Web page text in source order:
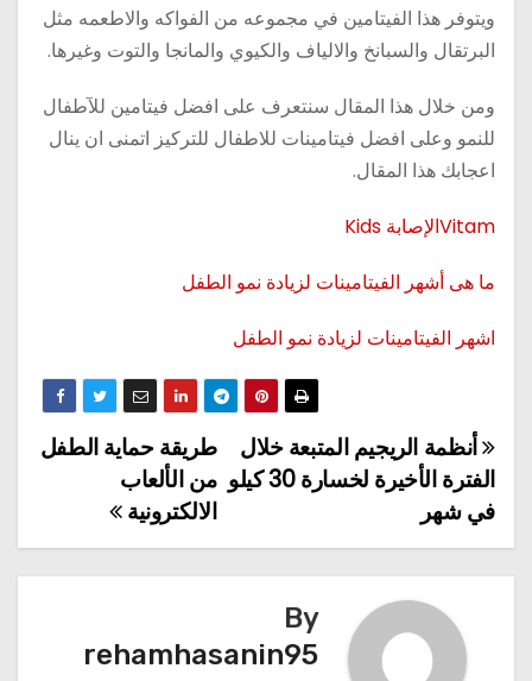
ويتوفر هذا الفيتامين في مجموعه من الفواكه والاطعمه مثل
البرتقال والسبانخ والالياف والكيوي والمانجا والتوت وغيرها.
ومن خلال هذا المقال سنتعرف على افضل فيتامين للآطفال
للنمو وعلى افضل فيتامينات للاطفال للتركيز اتمنى ان ينال
اعجابك هذا المقال.
Vitamالإصابة Kids
ما هى أشهر الفيتامينات لزيادة نمو الطفل
اشهر الفيتامينات لزيادة نمو الطفل
تصفّح
المقالات
طريقة حماية الطفل
من الألعاب
الالكترونية
أنظمة الريجيم المتبعة خلال
الفترة الأخيرة لخسارة 30 كيلو
في شهر
By
rehamhasanin95